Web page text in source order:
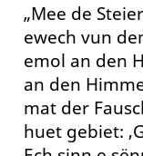
„Mee de
ewech vun
emol an den
an den
mat der
huet gebiet: